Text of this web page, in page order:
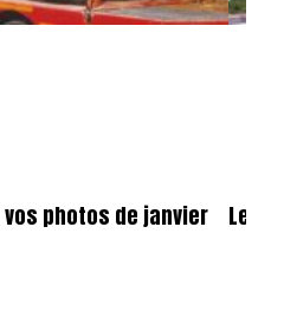
photos de janvier
Le